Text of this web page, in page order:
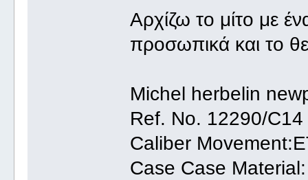
Αρχίζω το μίτο με
προσωπικά και το
Μichel herbelin
Ref. No. 12290/C14
Caliber
Case Case